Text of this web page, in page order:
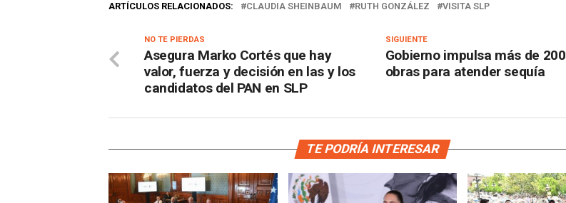
ARTÍCULOS RELACIONADOS: CLAUDIA SHEINBAUM RUTH GONZÁLEZ VISITA SLP
SIGUIENTE
Gobierno impulsa más de 200
obras para atender sequía
NO TE PIERDAS
Asegura Marko Cortés que hay
valor, fuerza y decisión en las y los
candidatos del PAN en SLP
TE PODRÍA INTERESAR